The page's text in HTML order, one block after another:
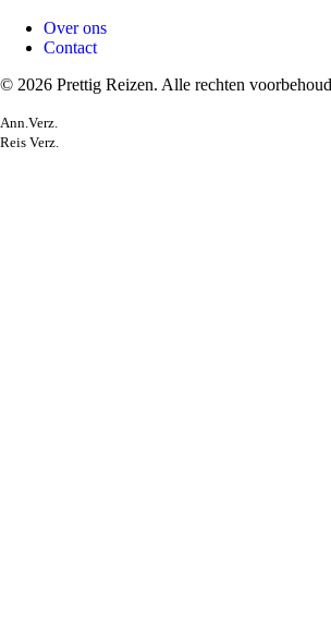
Over ons
Contact
© 2026 Prettig Reizen. Alle rechten
Ann.Verz.
Reis Verz.